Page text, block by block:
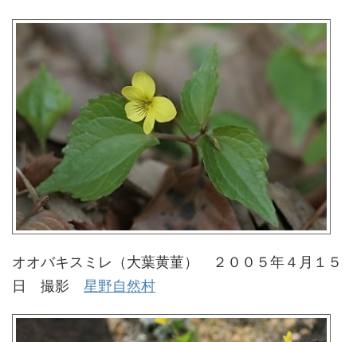
オオバキスミレ（大葉黄菫） ２００５年４月１５
日 撮影 星野自然村